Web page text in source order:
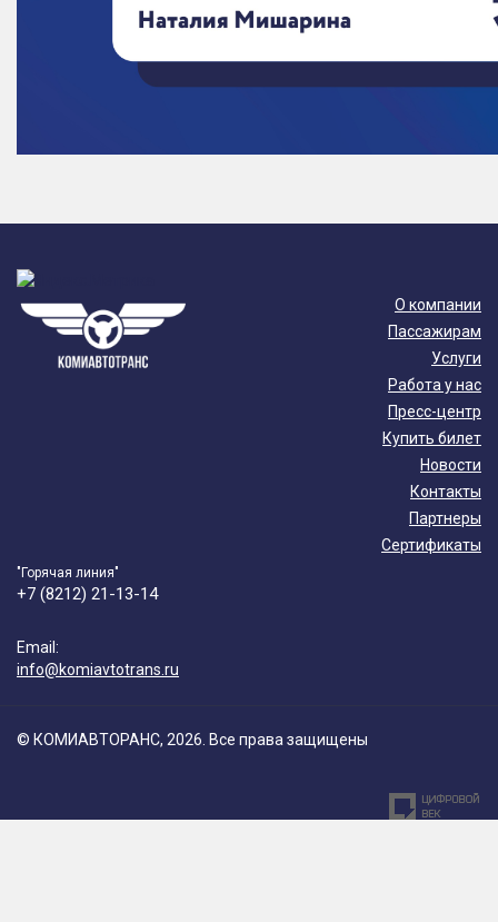
О компании
Пассажирам
Услуги
Работа у нас
Пресс-центр
Купить билет
Новости
Контакты
Партнеры
Сертификаты
"Горячая линия"
+7 (8212) 21-13-14
Email:
info@komiavtotrans.ru
© КОМИАВТОРАНС, 2026. Все права защищены